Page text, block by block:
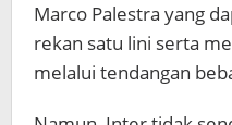
Marco Palestra yang
rekan satu lini serta
melalui tendangan